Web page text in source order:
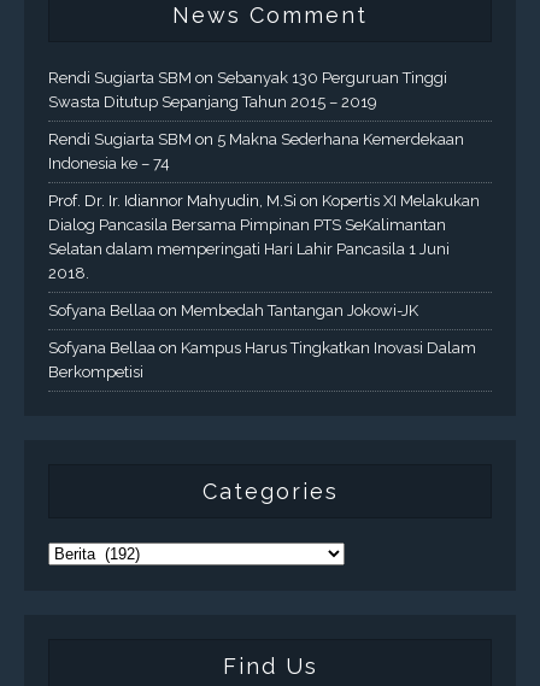
News Comment
Rendi Sugiarta SBM on Sebanyak 130 Perguruan Tinggi
Swasta Ditutup Sepanjang Tahun 2015 – 2019
Rendi Sugiarta SBM on 5 Makna Sederhana Kemerdekaan
Indonesia ke – 74
Prof. Dr. Ir. Idiannor Mahyudin, M.Si on Kopertis XI Melakukan
Dialog Pancasila Bersama Pimpinan PTS SeKalimantan
Selatan dalam memperingati Hari Lahir Pancasila 1 Juni
2018.
Sofyana Bellaa on Membedah Tantangan Jokowi-JK
Sofyana Bellaa on Kampus Harus Tingkatkan Inovasi Dalam
Berkompetisi
Categories
Find Us